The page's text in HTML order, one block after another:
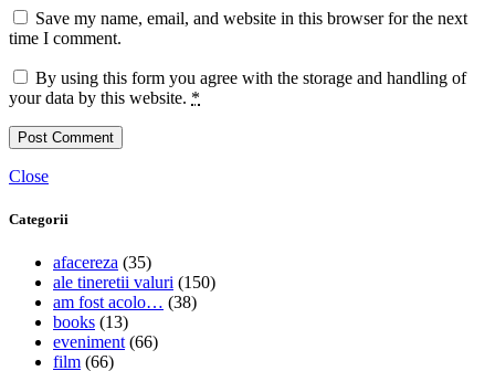
Save my name, email, and website in this browser for the next
time I comment.
By using this form you agree with the storage and handling of
your data by this website. *
Close
Categorii
afacereza (35)
ale tineretii valuri (150)
am fost acolo… (38)
books (13)
eveniment (66)
film (66)